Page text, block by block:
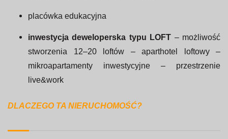
placówka edukacyjna
inwestycja deweloperska typu LOFT – możliwość
stworzenia 12–20 loftów – aparthotel loftowy –
mikroapartamenty inwestycyjne – przestrzenie
live&work
DLACZEGO TA NIERUCHOMOŚĆ?